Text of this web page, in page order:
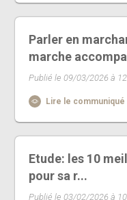
Parler en
marche
Publié le 09/03/2026 à
Lire le
Etude: les 10
pour sa r...
Publié le 03/02/2026 à